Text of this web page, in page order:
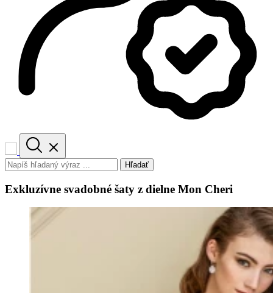
Hľadať
Exkluzívne svadobné šaty z dielne Mon Cheri